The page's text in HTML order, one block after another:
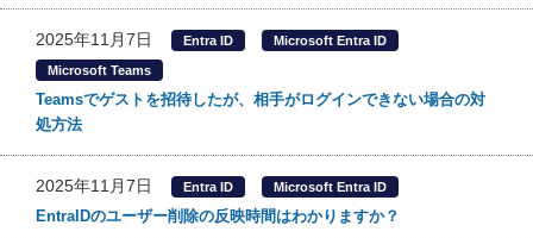
2025年11月7日 Entra ID Microsoft Entra ID
Microsoft Teams
Teamsでゲストを招待したが、相手がログインできない場合の対
処方法
2025年11月7日 Entra ID Microsoft Entra ID
EntraIDのユーザー削除の反映時間はわかりますか？